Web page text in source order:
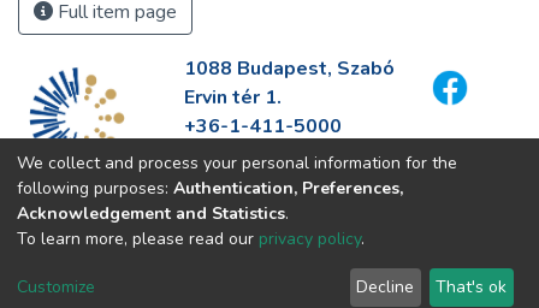
Full item page
1088 Budapest, Szabó
Ervin tér 1.
+36-1-411-5000
info@fszek.hu
https://fszek.hu
We collect and process your personal information for the
following purposes: Authentication, Preferences,
Acknowledgement and Statistics.
To learn more, please read our privacy policy.
Customize Decline That's ok